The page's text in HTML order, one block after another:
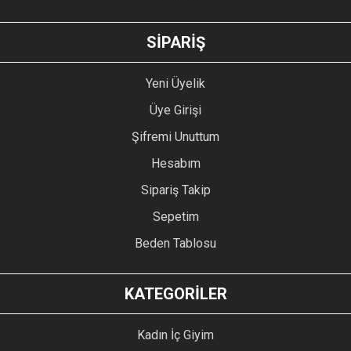
GÖNDER
SİPARİŞ
Yeni Üyelik
Üye Girişi
Şifremi Unuttum
Hesabım
Sipariş Takip
Sepetim
Beden Tablosu
KATEGORİLER
Kadın İç Giyim